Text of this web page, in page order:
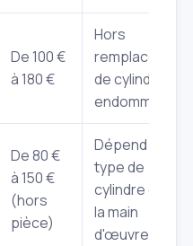
De 100 €
à 180 €
Hors
remplacement
de cylindre si
endommagé.
De 80 €
à 150 €
(hors
pièce)
Dépend du
type de
cylindre et de
la main
d'œuvre.